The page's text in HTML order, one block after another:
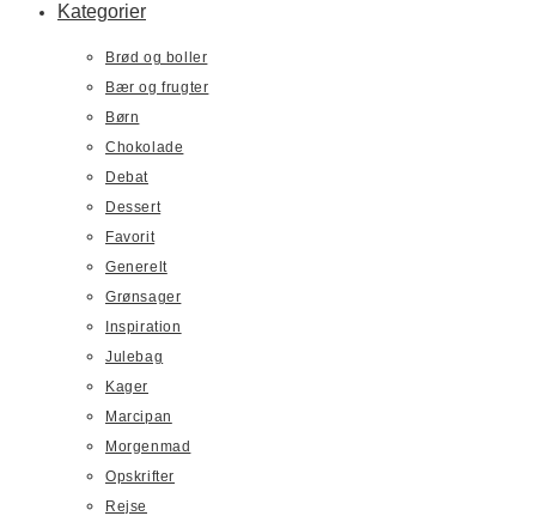
Kategorier
Brød og boller
Bær og frugter
Børn
Chokolade
Debat
Dessert
Favorit
Generelt
Grønsager
Inspiration
Julebag
Kager
Marcipan
Morgenmad
Opskrifter
Rejse